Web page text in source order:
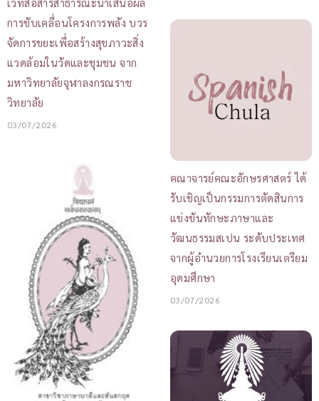
การขับเคลื่อนโครงการพลัง บวร
จัดการขยะเพื่อสร้างสุขภาวะสิ่ง
แวดล้อมในวัดและชุมชน จาก
มหาวิทยาลัยจุฬาลงกรณราช
วิทยาลัย
03/07/2026
คณาจารย์คณะอักษรศาสตร์ ได้
รับเชิญเป็นกรรมการตัดสินการ
แข่งขันทักษะภาษาและ
วัฒนธรรมสเปน ระดับประเทศ
จากผู้อำนวยการโรงเรียนเตรียม
อุดมศึกษา
03/07/2026